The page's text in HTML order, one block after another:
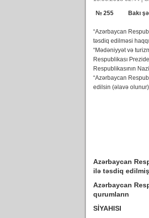
№ 255 Bakı
“Azərbaycan
təsdiq edilməsi
“Mədəniyyət və
Respublikası
Respublikasının
“Azərbaycan
edilsin (əlavə
Azərbaycan
ilə təsdiq
Azərbaycan
qurumların
SİYAHISI